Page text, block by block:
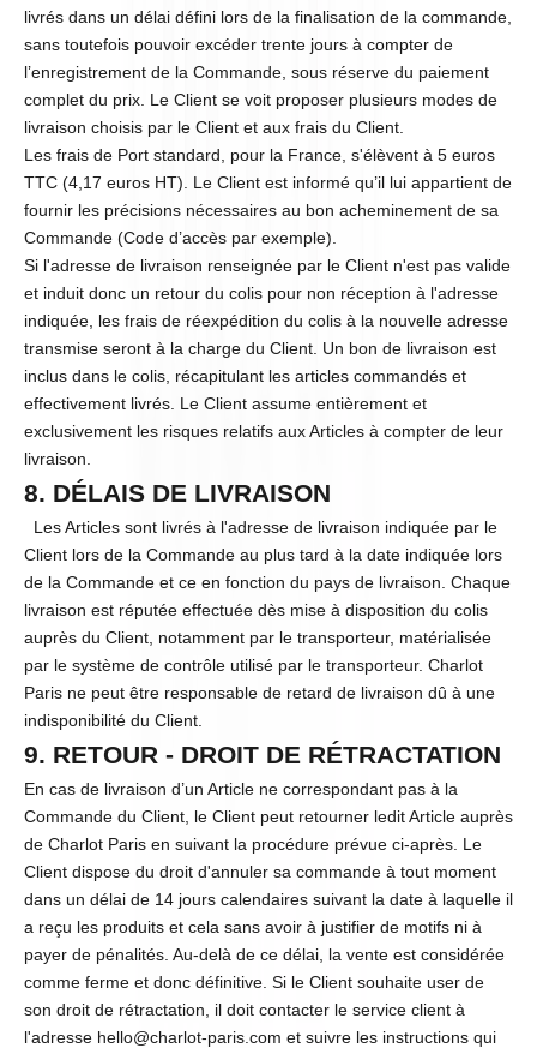
livrés dans un délai défini lors de la finalisation de la commande,
sans toutefois pouvoir excéder trente jours à compter de
l’enregistrement de la Commande, sous réserve du paiement
complet du prix. Le Client se voit proposer plusieurs modes de
livraison choisis par le Client et aux frais du Client.
Les frais de Port standard, pour la France, s'élèvent à 5 euros
TTC (4,17 euros HT). Le Client est informé qu’il lui appartient de
fournir les précisions nécessaires au bon acheminement de sa
Commande (Code d’accès par exemple).
Si l'adresse de livraison renseignée par le Client n'est pas valide
et induit donc un retour du colis pour non réception à l'adresse
indiquée, les frais de réexpédition du colis à la nouvelle adresse
transmise seront à la charge du Client. Un bon de livraison est
inclus dans le colis, récapitulant les articles commandés et
effectivement livrés. Le Client assume entièrement et
exclusivement les risques relatifs aux Articles à compter de leur
livraison.
8. DÉLAIS DE LIVRAISON
Les Articles sont livrés à l'adresse de livraison indiquée par le
Client lors de la Commande au plus tard à la date indiquée lors
de la Commande et ce en fonction du pays de livraison. Chaque
livraison est réputée effectuée dès mise à disposition du colis
auprès du Client, notamment par le transporteur, matérialisée
par le système de contrôle utilisé par le transporteur. Charlot
Paris ne peut être responsable de retard de livraison dû à une
indisponibilité du Client.
9. RETOUR - DROIT DE RÉTRACTATION
En cas de livraison d’un Article ne correspondant pas à la
Commande du Client, le Client peut retourner ledit Article auprès
de Charlot Paris en suivant la procédure prévue ci-après. Le
Client dispose du droit d'annuler sa commande à tout moment
dans un délai de 14 jours calendaires suivant la date à laquelle il
a reçu les produits et cela sans avoir à justifier de motifs ni à
payer de pénalités. Au-delà de ce délai, la vente est considérée
comme ferme et donc définitive. Si le Client souhaite user de
son droit de rétractation, il doit contacter le service client à
l'adresse hello@charlot-paris.com et suivre les instructions qui